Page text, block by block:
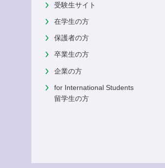
受験生サイト
在学生の方
保護者の方
卒業生の方
企業の方
for International Students
留学生の方